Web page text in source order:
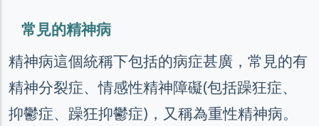
常見的精神病
精神病這個統稱下包括的病症甚廣，常見的有
精神分裂症、情感性精神障礙(包括躁狂症、
抑鬱症、躁狂抑鬱症)，又稱為重性精神病。